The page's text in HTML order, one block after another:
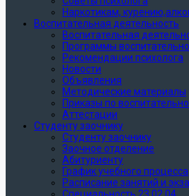
Наркотикам,
Воспитательная деятельность
Воспитательная
Программы
Рекомендации психолога
Новости
Объявления
Методические материалы
Приказы по
Аттестации
Студенту заочнику
Студенту заочнику
Заочное отделение
Абитуриенту
График учебного процесса
Расписание занятий и